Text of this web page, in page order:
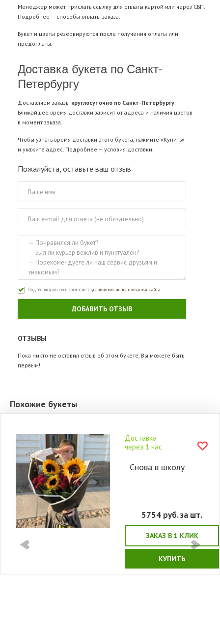
Менеджер может прислать ссылку для оплаты картой или через СБП.
Подробнее — способы оплаты заказа.
Букет и цветы резервируются после получения оплаты или
предоплаты.
Доставка букета по Санкт-
Петербургу
Доставляем заказы круглосуточно по Санкт-Петербургу.
Ближайшее время доставки зависит от адреса и наличия цветов
в момент заказа.
Чтобы узнать время доставки этого букета, нажмите «Купить»
и укажите адрес. Подробнее — условия доставки.
Пожалуйста, оставьте ваш отзыв
Подтверждаю своё согласие с условиями использования сайта
ДОБАВИТЬ ОТЗЫВ
ОТЗЫВЫ
Пока никто не оставил отзыв об этом букете, Вы можете быть
первым!
Похожие букеты
Доставка
через 1 час
Снова в школу
5754 руб. за шт.
ЗАКАЗ В 1 КЛИК
КУПИТЬ